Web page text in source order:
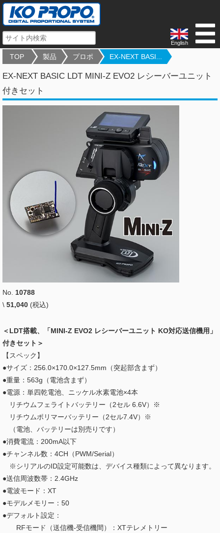
English
TOP 製品 プロポ EX-NEXT BASI...
EX-NEXT BASIC LDT MINI-Z EVO2 レシーバーユニット
付きセット
No. 10788
\ 51,040 (税込)
＜LDT搭載、「MINI-Z EVO2 レシーバーユニット KO対応送信機用」
付きセット＞
【スペック】
●サイズ：256.0×170.0×127.5mm（突起部含まず）
●重量：563g（電池含まず）
●電源：単四乾電池、ニッケル水素電池×4本
リチウムフェライトバッテリー（2セル 6.6V）※
リチウムポリマーバッテリー（2セル7.4V）※
（電池、バッテリーは別売りです）
●消費電流：200mA以下
●チャンネル数：4CH（PWM/Serial）
※シリアルのID設定可能数は、デバイス種類によって異なります。
●送信周波数帯：2.4GHz
●電波モード：XT
●モデルメモリー：50
●デフォルト設定：
RFモード（送信機-受信機間）：XTテレメトリー